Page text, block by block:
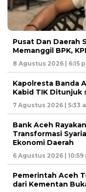
Pusat Dan Daerah
Memanggil BPK,
8 Agustus 2026 | 6:15
Kapolresta Banda
Kabid TIK Ditunjuk
7 Agustus 2026 | 5:33
Bank Aceh
Transformasi
Ekonomi Daerah
6 Agustus 2026 | 10:59
Pemerintah Aceh
dari Kementan